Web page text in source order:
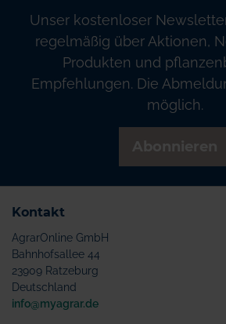
Unser kostenloser
regelmäßig über Aktionen,
Produkten und
Empfehlungen. Die
möglich.
Kontakt
AgrarOnline GmbH
Bahnhofsallee 44
23909 Ratzeburg
Deutschland
info@myagrar.de